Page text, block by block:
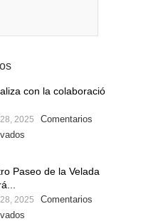
con la colaboración
2025
Comentarios
Paseo de la Velada
2025
Comentarios